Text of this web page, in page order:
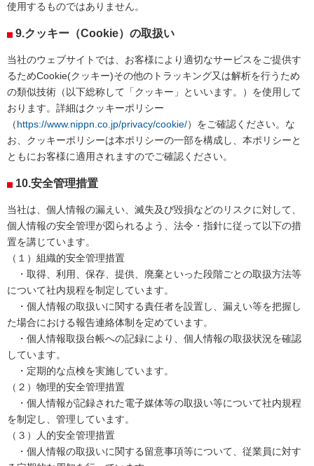
使用するものではありません。
9.クッキー（Cookie）の取扱い
当社のウェブサイトでは、お客様により適切なサービスをご提供す
るためCookie(クッキー)その他のトラッキング又は解析を行うため
の類似技術（以下総称して「クッキー」といいます。）を使用して
おります。詳細はクッキーポリシー
（https://www.nippn.co.jp/privacy/cookie/）をご確認ください。な
お、クッキーポリシーは本ポリシーの一部を構成し、本ポリシーと
ともにお客様に適用されますのでご確認ください。
10.安全管理措置
当社は、個人情報の漏えい、滅失及び毀損などのリスクに対して、
個人情報の安全管理が図られるよう、法令・指針に従って以下の措
置を講じています。
（１）組織的安全管理措置
・取得、利用、保存、提供、廃棄といった段階ごとの取扱方法等
について社内規程を制定しています。
・個人情報の取扱いに関する責任者を設置し、漏えい等を把握し
た場合における報告連絡体制を定めています。
・個人情報取扱台帳への記録により、個人情報の取扱状況を確認
しています。
・定期的な点検を実施しています。
（２）物理的安全管理措置
・個人情報が記録された電子媒体等の取扱い等について社内規程
を制定し、管理しています。
（３）人的安全管理措置
・個人情報の取扱いに関する留意事項等について、従業員に対す